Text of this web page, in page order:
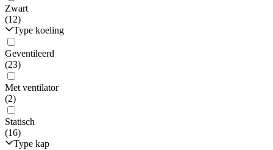
Zwart
(12)
Type koeling
Geventileerd
(23)
Met ventilator
(2)
Statisch
(16)
Type kap